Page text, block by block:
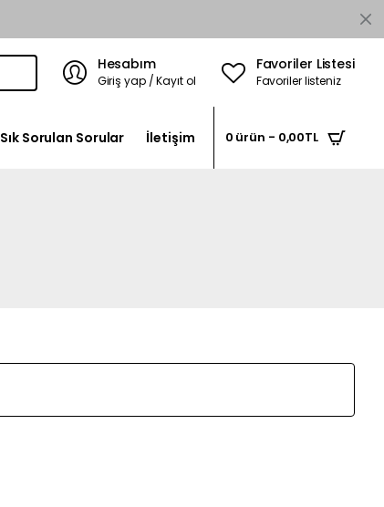
Hesabım
Giriş yap / Kayıt ol
Favoriler Listesi
Favoriler listeniz
Sık Sorulan Sorular İletişim 0 ürün - 0,00TL